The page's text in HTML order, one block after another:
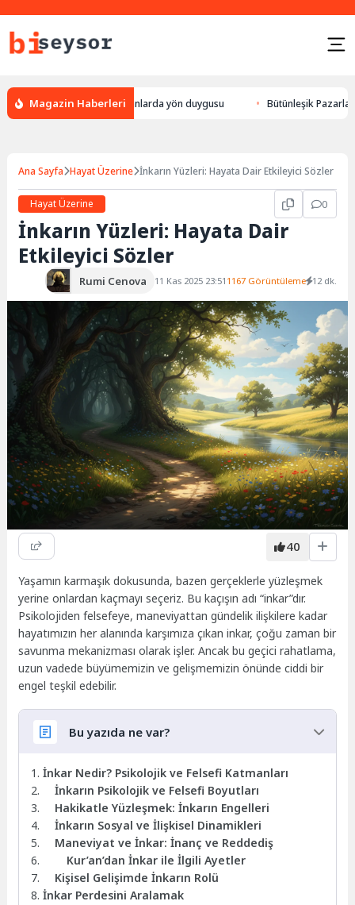
Magazin Haberleri
yön bulması, hayvanlarda yön duygusu Bütünleşik Pazarlama:
Ana Sayfa Hayat Üzerine İnkarın Yüzleri: Hayata Dair Etkileyici Sözler
Hayat Üzerine 0
İnkarın Yüzleri: Hayata Dair
Etkileyici Sözler
Rumi Cenova 11 Kas 2025 23:51 1167 Görüntüleme 12 dk.
40
Yaşamın karmaşık dokusunda, bazen gerçeklerle yüzleşmek
yerine onlardan kaçmayı seçeriz. Bu kaçışın adı “inkar”dır.
Psikolojiden felsefeye, maneviyattan gündelik ilişkilere kadar
hayatımızın her alanında karşımıza çıkan inkar, çoğu zaman bir
savunma mekanizması olarak işler. Ancak bu geçici rahatlama,
uzun vadede büyümemizin ve gelişmemizin önünde ciddi bir
engel teşkil edebilir.
Bu yazıda ne var?
İnkar Nedir? Psikolojik ve Felsefi Katmanları
İnkarın Psikolojik ve Felsefi Boyutları
Hakikatle Yüzleşmek: İnkarın Engelleri
İnkarın Sosyal ve İlişkisel Dinamikleri
Maneviyat ve İnkar: İnanç ve Reddediş
Kur’an’dan İnkar ile İlgili Ayetler
Kişisel Gelişimde İnkarın Rolü
İnkar Perdesini Aralamak